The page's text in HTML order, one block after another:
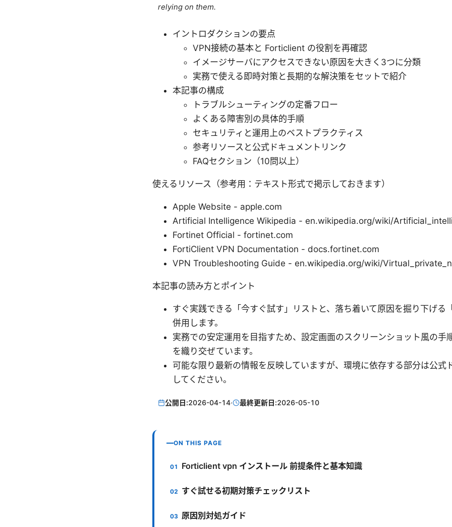
relying on them.
イントロダクションの要点
VPN接続の基本と Forticlient の役割を再確認
イメージサーバにアクセスできない原因を大きく3つに分類
実務で使える即時対策と長期的な解決策をセットで紹介
本記事の構成
トラブルシューティングの定番フロー
よくある障害別の具体的手順
セキュリティと運用上のベストプラクティス
参考リソースと公式ドキュメントリンク
FAQセクション（10問以上）
使えるリソース（参考用：テキスト形式で掲示しておきます）
Apple Website - apple.com
Artificial Intelligence Wikipedia - en.wikipedia.org/wiki/
Fortinet Official - fortinet.com
FortiClient VPN Documentation - docs.fortinet.com
VPN Troubleshooting Guide - en.wikipedia.org/wiki/
本記事の読み方とポイント
すぐ実践できる「今すぐ試す」リストと、落ち着いて原因を掘り下げる
併用します。
実務での安定運用を目指すため、設定画面のスクリーンショット風の手
を織り交ぜています。
可能な限り最新の情報を反映していますが、環境に依存する部分は公式
してください。
公開日:2026-04-14· 最終更新日:2026-05-10
ON THIS PAGE
Forticlient vpn インストール 前提条件と基本知識
すぐ試せる初期対策チェックリスト
原因別対処ガイド